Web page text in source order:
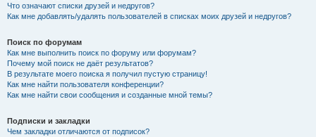
Что означают списки друзей и недругов?
Как мне добавлять/удалять пользователей в списках моих друзей и недругов?
Поиск по форумам
Как мне выполнить поиск по форуму или форумам?
Почему мой поиск не даёт результатов?
В результате моего поиска я получил пустую страницу!
Как мне найти пользователя конференции?
Как мне найти свои сообщения и созданные мной темы?
Подписки и закладки
Чем закладки отличаются от подписок?